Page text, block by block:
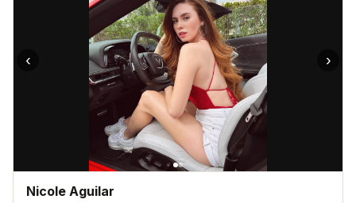
‹ ›
Nicole Aguilar